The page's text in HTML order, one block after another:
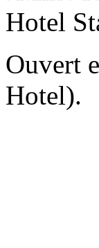
Hotel
Ouvert
Hotel).